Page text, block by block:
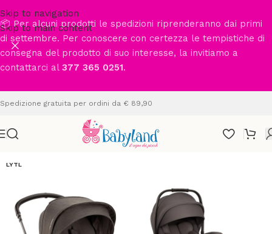
Skip to navigation
Skip to main content
📦 Per alcuni prodotti le spedizioni riprenderanno dai primi
di settembre. Per conoscere con certezza le tempistiche di
consegna del prodotto di suo interesse, la invitiamo a
contattarci al 377 365 0251.
Spedizione gratuita per ordini da € 89,90
LYTL